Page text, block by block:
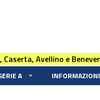
Avellino e
A INFORMAZIONI